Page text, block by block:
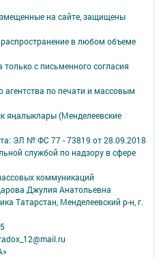
на сайте, защищены
в любом объеме
с письменного согласия
агентства по печати и массовым
яӊалыклары (Менделеевские
ЭЛ № ФС 77 - 73819 от 28.09.2018
службой по надзору в сфере
коммуникаций
Джулия Анатольевна
Татарстан, Менделеевский р-н, г.